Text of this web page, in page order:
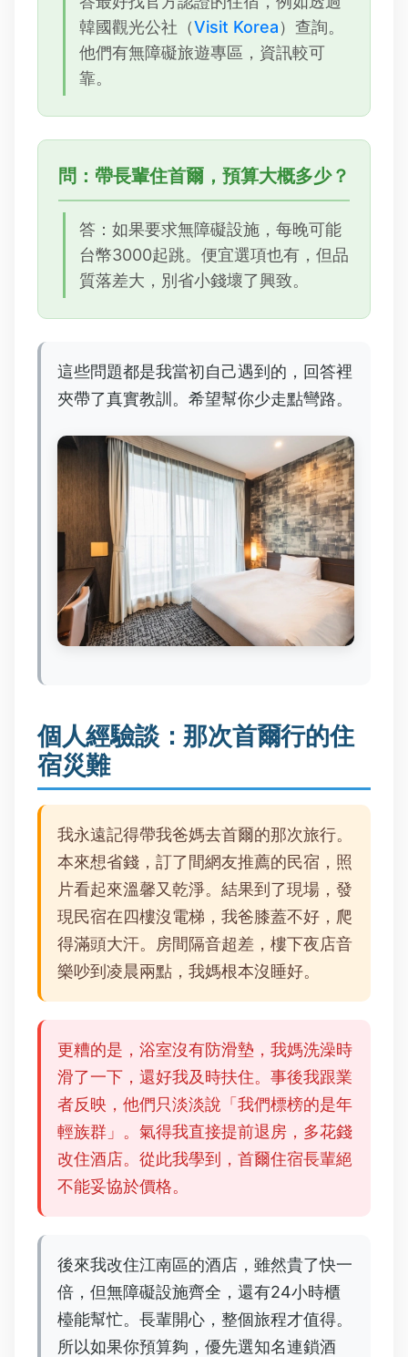
韓國觀光公社（Visit Korea）查詢。
他們有無障礙旅遊專區，資訊較可
靠。
問：帶長輩住首爾，預算大概多少？
答：如果要求無障礙設施，每晚可能
台幣3000起跳。便宜選項也有，但品
質落差大，別省小錢壞了興致。
這些問題都是我當初自己遇到的，回答裡
夾帶了真實教訓。希望幫你少走點彎路。
個人經驗談：那次首爾行的住
宿災難
我永遠記得帶我爸媽去首爾的那次旅行。
本來想省錢，訂了間網友推薦的民宿，照
片看起來溫馨又乾淨。結果到了現場，發
現民宿在四樓沒電梯，我爸膝蓋不好，爬
得滿頭大汗。房間隔音超差，樓下夜店音
樂吵到凌晨兩點，我媽根本沒睡好。
更糟的是，浴室沒有防滑墊，我媽洗澡時
滑了一下，還好我及時扶住。事後我跟業
者反映，他們只淡淡說「我們標榜的是年
輕族群」。氣得我直接提前退房，多花錢
改住酒店。從此我學到，首爾住宿長輩絕
不能妥協於價格。
後來我改住江南區的酒店，雖然貴了快一
倍，但無障礙設施齊全，還有24小時櫃
檯能幫忙。長輩開心，整個旅程才值得。
所以如果你預算夠，優先選知名連鎖酒